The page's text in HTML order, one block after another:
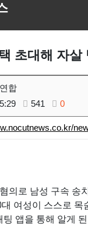
초대해 자
합
541 0
의로 남성 구속 송치
여성이 스스로
앱을 통해 알게